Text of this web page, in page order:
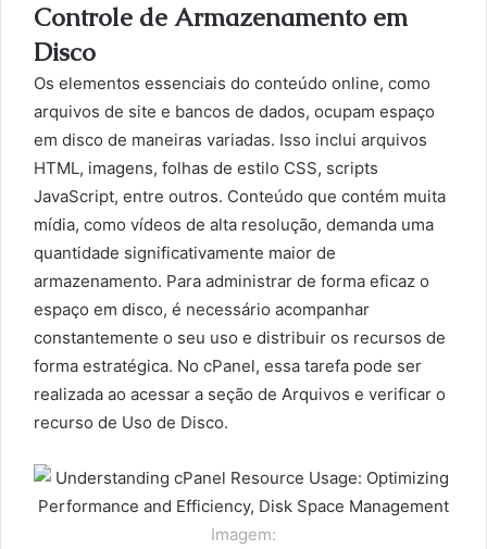
Controle de Armazenamento em
Disco
Os elementos essenciais do conteúdo online, como
arquivos de site e bancos de dados, ocupam espaço
em disco de maneiras variadas. Isso inclui arquivos
HTML, imagens, folhas de estilo CSS, scripts
JavaScript, entre outros. Conteúdo que contém muita
mídia, como vídeos de alta resolução, demanda uma
quantidade significativamente maior de
armazenamento. Para administrar de forma eficaz o
espaço em disco, é necessário acompanhar
constantemente o seu uso e distribuir os recursos de
forma estratégica. No cPanel, essa tarefa pode ser
realizada ao acessar a seção de Arquivos e verificar o
recurso de Uso de Disco.
Imagem: